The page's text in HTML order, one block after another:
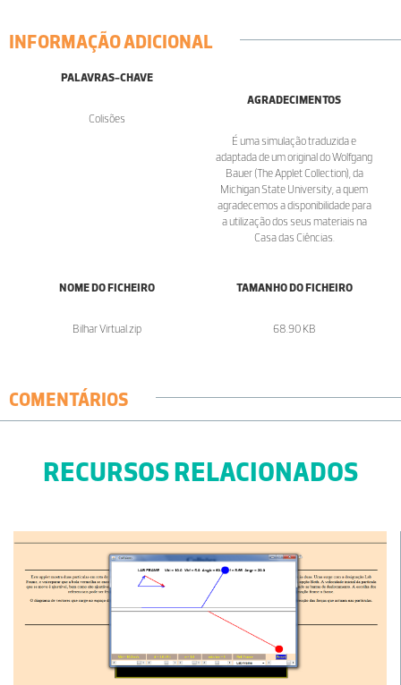
INFORMAÇÃO ADICIONAL
PALAVRAS-CHAVE
Colisões
AGRADECIMENTOS
É uma simulação traduzida e
adaptada de um original do Wolfgang
Bauer (The Applet Collection), da
Michigan State University, a quem
agradecemos a disponibilidade para
a utilização dos seus materiais na
Casa das Ciências.
NOME DO FICHEIRO
Bilhar Virtual.zip
TAMANHO DO FICHEIRO
68.90 KB
COMENTÁRIOS
RECURSOS RELACIONADOS